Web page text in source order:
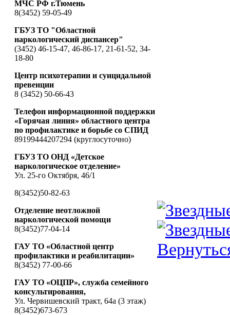
МЧС РФ г.Тюмень
8(3452) 59-05-49
ГБУЗ ТО "Областной
наркологический диспансер"
(3452) 46-15-47, 46-86-17, 21-61-52, 34-
18-80
Центр психотерапии и суицидальной
превенции
8 (3452) 50-66-43
Телефон информационной поддержки
«Горячая линия» областного центра
по профилактике и борьбе со СПИД
89199444207294 (круглосуточно)
ГБУЗ ТО ОНД «Детское
наркологическое отделение»
Ул. 25-го Октября, 46/1
8(3452)50-82-63
Отделение неотложной
наркологической помощи
8(3452)77-04-14
ГАУ ТО «Областной центр
профилактики и реабилитации»
8(3452) 77-00-66
ГАУ ТО «ОЦПР», служба семейного
консультирования,
Ул. Червишевский тракт, 64а (3 этаж)
8(3452)673-673